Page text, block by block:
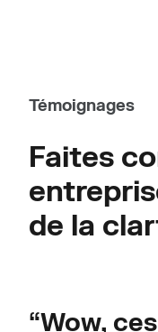
Témoignages
Faites
de la
“Wow, ces